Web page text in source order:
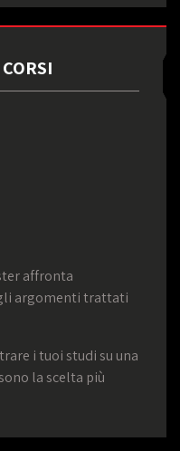
affronta
argomenti trattati
i tuoi studi su una
la scelta più